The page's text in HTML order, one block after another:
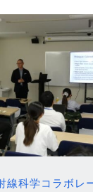
線科学コラボレ